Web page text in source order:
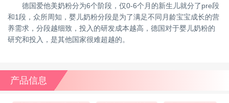
德国爱他美奶粉分为6个阶段，仅0-6个月的新生儿就分了pre段
和1段，众所周知，婴儿奶粉分段是为了满足不同月龄宝宝成长的营
养需求，分段越细致，投入的研发成本越高，德国对于婴儿奶粉的
研究和投入，是其他国家很难超越的。
产品信息